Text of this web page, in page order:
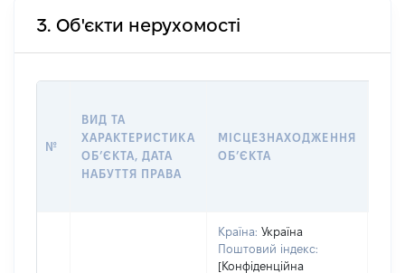
3. Об'єкти нерухомості
№
ВИД ТА
ХАРАКТЕРИСТИКА
ОБʼЄКТА, ДАТА
НАБУТТЯ ПРАВА
МІСЦЕЗНАХОДЖЕННЯ
ОБʼЄКТА
Країна: Україна
Поштовий індекс:
[Конфіденційна